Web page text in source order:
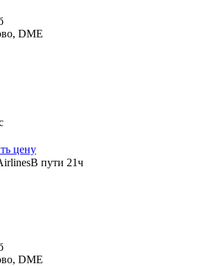
DME
цену
В пути 21ч
DME